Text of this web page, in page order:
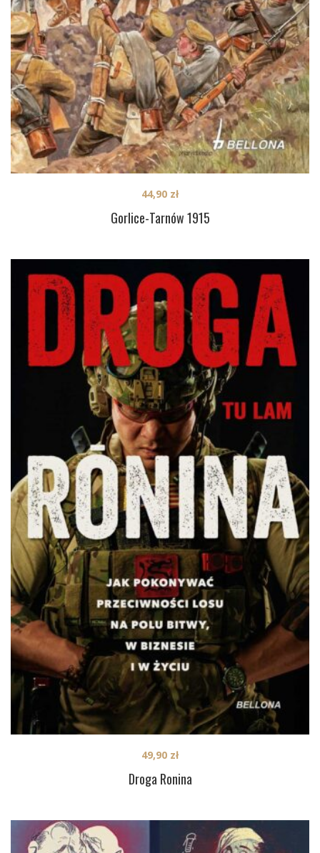
Gorlice-Tarnów 1915
44,90 zł
Droga Ronina
49,90 zł